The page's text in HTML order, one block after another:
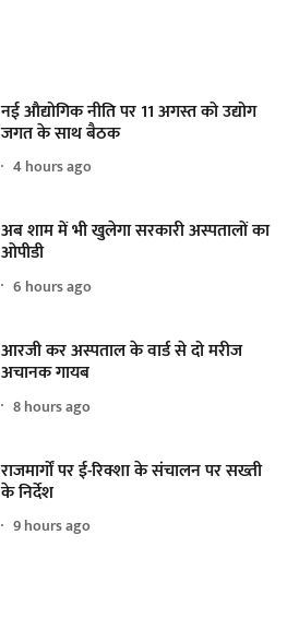
नई औद्योगिक नीति पर 11 अगस्त को उद्योग
जगत के साथ बैठक
4 hours ago
अब शाम में भी खुलेगा सरकारी अस्पतालों का
ओपीडी
6 hours ago
आरजी कर अस्पताल के वार्ड से दो मरीज
अचानक गायब
8 hours ago
राजमार्गों पर ई-रिक्शा के संचालन पर सख्ती
के निर्देश
9 hours ago